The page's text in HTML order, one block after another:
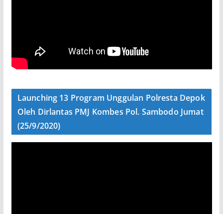
Launching 13 Program Unggulan Polresta Depok
Oleh Dirlantas PMJ Kombes Pol. Sambodo Jumat
(25/9/2020)